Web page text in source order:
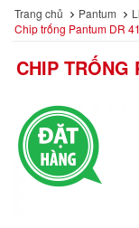
Trang chủ Pantum
Chip trống Pantum DR
CHIP TRỐNG